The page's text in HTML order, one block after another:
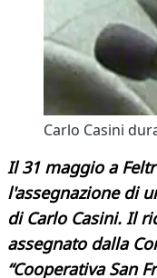
Carlo Casini
Il 31 maggio a
l'assegnazione di
di Carlo Casini. Il
assegnato dalla
“Cooperativa San